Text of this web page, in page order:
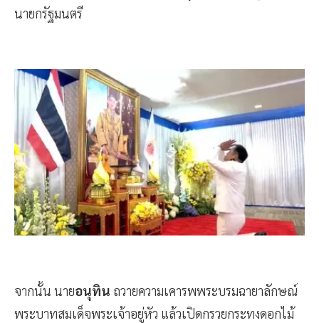
นายกรัฐมนตรี
จากนั้น นายอนุทิน ถวายความเคารพพระบรมฉายาลักษณ์
พระบาทสมเด็จพระเจ้าอยู่หัว แล้วเปิดกรวยกระทงดอกไม้